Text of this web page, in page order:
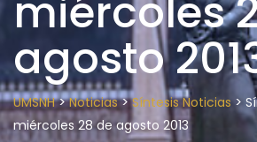
miércoles
agosto
UMSNH>Noticias>Síntesis Noticias>
miércoles 28 de agosto 2013